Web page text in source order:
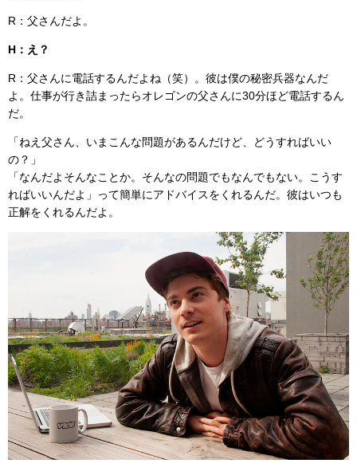
R：父さんだよ。
H：え？
R：父さんに電話するんだよね（笑）。彼は僕の秘密兵器なんだ
よ。仕事が行き詰まったらオレゴンの父さんに30分ほど電話するん
だ。
「ねえ父さん、いまこんな問題があるんだけど、どうすればいい
の？」
「なんだよそんなことか。そんなの問題でもなんでもない。こうす
ればいいんだよ」って簡単にアドバイスをくれるんだ。彼はいつも
正解をくれるんだよ。